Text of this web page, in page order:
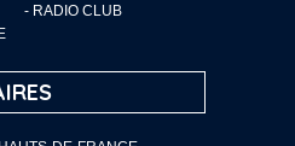
- RADIO CLUB